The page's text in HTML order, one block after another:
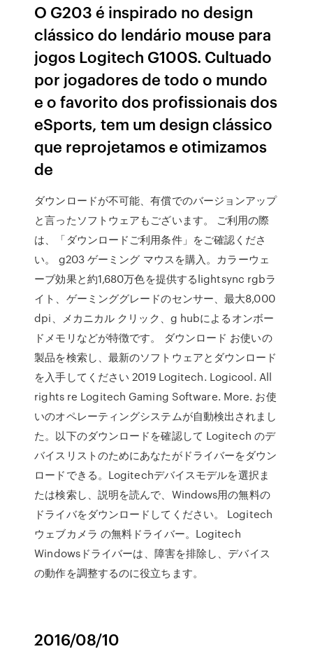
O G203 é inspirado no design
clássico do lendário mouse para
jogos Logitech G100S. Cultuado
por jogadores de todo o mundo
e o favorito dos profissionais dos
eSports, tem um design clássico
que reprojetamos e otimizamos
de
ダウンロードが不可能、有償でのバージョンアップ
と言ったソフトウェアもございます。 ご利用の際
は、「ダウンロードご利用条件」をご確認くださ
い。 g203 ゲーミング マウスを購入。カラーウェ
ーブ効果と約1,680万色を提供するlightsync rgbラ
イト、ゲーミンググレードのセンサー、最大8,000
dpi、メカニカル クリック、g hubによるオンボー
ドメモリなどが特徴です。 ダウンロード お使いの
製品を検索し、最新のソフトウェアとダウンロード
を入手してください 2019 Logitech. Logicool. All
rights re Logitech Gaming Software. More. お使
いのオペレーティングシステムが自動検出されまし
た。以下のダウンロードを確認して Logitech のデ
バイスリストのためにあなたがドライバーをダウン
ロードできる。Logitechデバイスモデルを選択ま
たは検索し、説明を読んで、Windows用の無料の
ドライバをダウンロードしてください。 Logitech
ウェブカメラ の無料ドライバー。Logitech
Windowsドライバーは、障害を排除し、デバイス
の動作を調整するのに役立ちます。
2016/08/10